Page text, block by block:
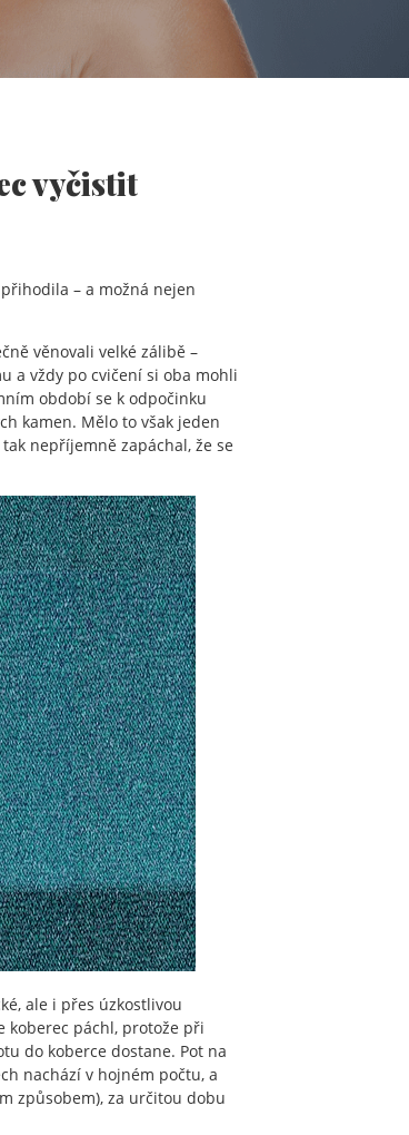
vyčistit
– a možná nejen
věnovali velké zálibě –
a vždy po cvičení si oba mohli
období se k odpočinku
kamen. Mělo to však jeden
nepříjemně zapáchal, že se
ale i přes úzkostlivou
koberec páchl, protože při
do koberce dostane. Pot na
nachází v hojném počtu, a
způsobem), za určitou dobu